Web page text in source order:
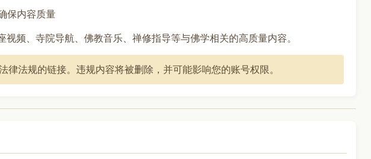
保内容质量
频、寺院导航、佛教音乐、禅修指导等与佛学相关的高质量内容。
律法规的链接。违规内容将被删除，并可能影响您的账号权限。